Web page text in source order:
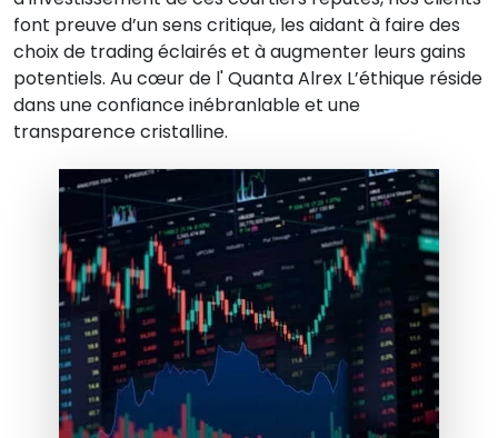
font preuve d’un sens critique, les aidant à faire des
choix de trading éclairés et à augmenter leurs gains
potentiels. Au cœur de l'Quanta Alrex L’éthique réside
dans une confiance inébranlable et une
transparence cristalline.